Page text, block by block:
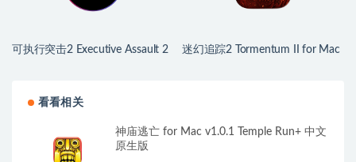
可执行突击2 Executive Assault 2
迷幻追踪2 Tormentum II for Mac
看看相关
神庙逃亡 for Mac v1.0.1 Temple Run+ 中文
原生版